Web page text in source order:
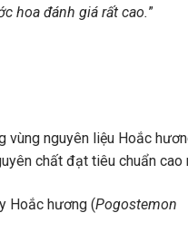
hoa đánh giá rất cao.”
vùng nguyên liệu Hoắc
chất đạt tiêu chuẩn cao
Hoắc hương (Pogostemon